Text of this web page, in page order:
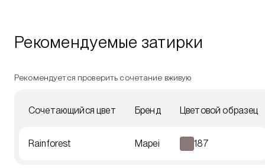
Рекомендуемые затирки
Рекомендуется проверить сочетание вживую
Сочетающийся цвет Бренд Цветовой образец
Rainforest Mapei 187